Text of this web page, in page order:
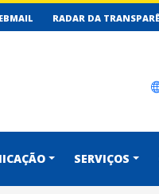
RADAR DA
SERVIÇOS